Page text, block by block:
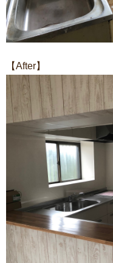
【After】